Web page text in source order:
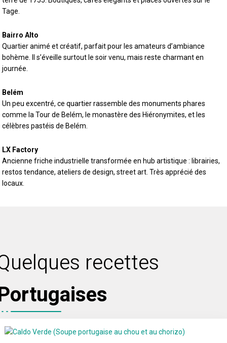
Tage.
Bairro Alto
Quartier animé et créatif, parfait pour les amateurs d’ambiance
bohème. Il s’éveille surtout le soir venu, mais reste charmant en
journée.
Belém
Un peu excentré, ce quartier rassemble des monuments phares
comme la Tour de Belém, le monastère des Hiéronymites, et les
célèbres pastéis de Belém.
LX Factory
Ancienne friche industrielle transformée en hub artistique : librairies,
restos tendance, ateliers de design, street art. Très apprécié des
locaux.
recettes